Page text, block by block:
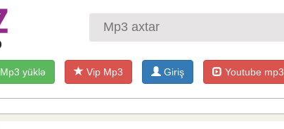
Mp3 yüklə Vip Mp3 Giriş Youtube mp3